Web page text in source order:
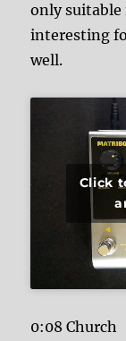
only
interesting
well.
Click
0:08 Church